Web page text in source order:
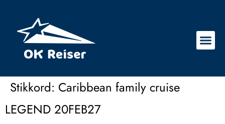
Stikkord: Caribbean family cruise
LEGEND 20FEB27